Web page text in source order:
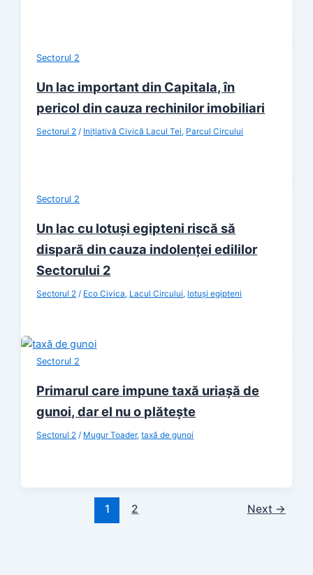
Sectorul 2
Un lac important din Capitala, în
pericol din cauza rechinilor imobiliari
Sectorul 2 / Iniţiativă Civică Lacul Tei, Parcul Circului
Sectorul 2
Un lac cu lotuși egipteni riscă să
dispară din cauza indolenței edililor
Sectorului 2
Sectorul 2 / Eco Civica, Lacul Circului, lotuși egipteni
Sectorul 2
Primarul care impune taxă uriașă de
gunoi, dar el nu o plătește
Sectorul 2 / Mugur Toader,taxă de gunoi
1 2 Next →